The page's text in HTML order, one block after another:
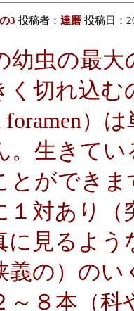
3 投稿者： 達磨投稿日：
幼虫の最
く切れ込
foramen）
。生きて
とができ
１対あり
に見るよ
義の）の
～８本（